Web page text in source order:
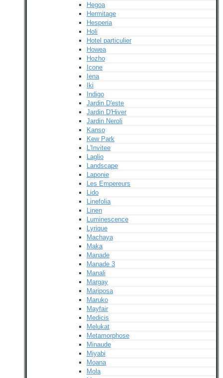
Hegoa
Hermitage
Hesperia
Holi
Hotel particulier
Howea
Hozho
Icone
Iena
Iki
Indigo
Jardin D'este
Jardin D'Hiver
Jardin Neroli
Kanso
Kew Park
L'Invitee
Laglio
Landscape
Laponie
Les Empereurs
Lido
Linefolia
Linen
Luminescence
Lyrique
Machaya
Maka
Manade
Manade 3
Manali
Margay
Mariposa
Maruko
Mayfair
Medicis
Melukat
Metamorphose
Minaude
Miyabi
Moana
Mola